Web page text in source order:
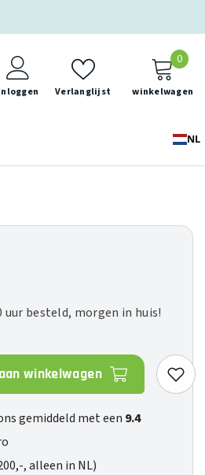
Verlanglijst winkelwagen
00
NL
uur besteld, morgen in huis!
winkelwagen
gemiddeld met een 9.4
, alleen in NL)